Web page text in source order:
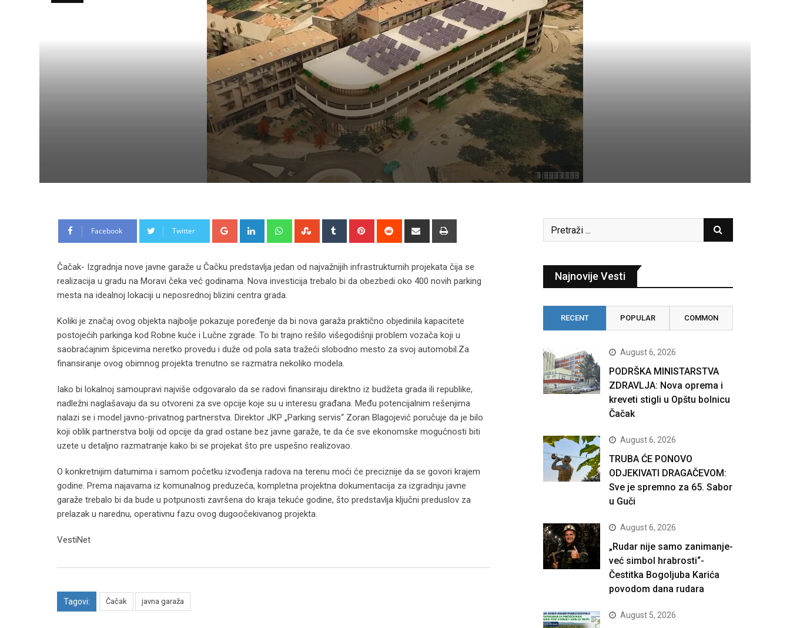
Facebook Twitter Google+ LinkedIn WhatsappStumbleUpon
Tumblr Pinterest Reddit
Share
Čačak- Izgradnja nove javne garaže u Čačku predstavlja jedan od najvažnijih infrastrukturnih projekata čija se
realizacija u gradu na Moravi čeka već godinama. Nova investicija trebalo bi da obezbedi oko 400 novih parking
mesta na idealnoj lokaciji u neposrednoj blizini centra grada.
Koliki je značaj ovog objekta najbolje pokazuje poređenje da bi nova garaža praktično objedinila kapacitete
postojećih parkinga kod Robne kuće i Lučne zgrade. To bi trajno rešilo višegodišnji problem vozača koji u
saobraćajnim špicevima neretko provedu i duže od pola sata tražeći slobodno mesto za svoj automobil.Za
finansiranje ovog obimnog projekta trenutno se razmatra nekoliko modela.
Iako bi lokalnoj samoupravi najviše odgovaralo da se radovi finansiraju direktno iz budžeta grada ili republike,
nadležni naglašavaju da su otvoreni za sve opcije koje su u interesu građana. Među potencijalnim rešenjima
nalazi se i model javno-privatnog partnerstva. Direktor JKP „Parking servis“ Zoran Blagojević poručuje da je bilo
koji oblik partnerstva bolji od opcije da grad ostane bez javne garaže, te da će sve ekonomske mogućnosti biti
uzete u detaljno razmatranje kako bi se projekat što pre uspešno realizovao.
O konkretnijim datumima i samom početku izvođenja radova na terenu moći će preciznije da se govori krajem
godine. Prema najavama iz komunalnog preduzeća, kompletna projektna dokumentacija za izgradnju javne
garaže trebalo bi da bude u potpunosti završena do kraja tekuće godine, što predstavlja ključni preduslov za
prelazak u narednu, operativnu fazu ovog dugoočekivanog projekta.
VestiNet
Tagovi: Čačak javna garaža
Najnovije Vesti
RECENT POPULAR COMMON
August 6, 2026
PODRŠKA MINISTARSTVA
ZDRAVLJA: Nova oprema i
kreveti stigli u Opštu bolnicu
Čačak
August 6, 2026
TRUBA ĆE PONOVO
ODJEKIVATI DRAGAČEVOM:
Sve je spremno za 65. Sabor
u Guči
August 6, 2026
„Rudar nije samo zanimanje-
već simbol hrabrosti“-
Čestitka Bogoljuba Karića
povodom dana rudara
August 5, 2026